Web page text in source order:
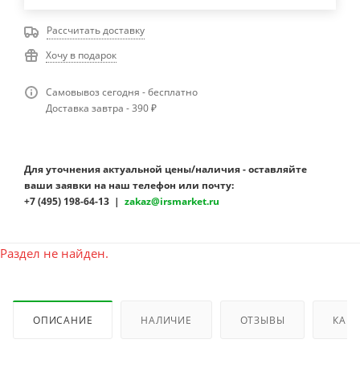
Рассчитать доставку
Хочу в подарок
Самовывоз сегодня - бесплатно
Доставка завтра - 390 ₽
Для уточнения актуальной цены/наличия - оставляйте
ваши заявки на наш телефон или почту:
+7 (495) 198-64-13 | zakaz@irsmarket.ru
Раздел не найден.
ОПИСАНИЕ НАЛИЧИЕ ОТЗЫВЫ КАК